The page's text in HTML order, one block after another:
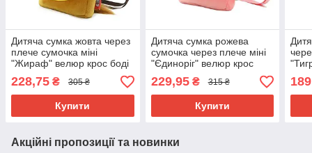
Дитяча сумка жовта через
плече сумочка міні
"Жираф" велюр крос боді
для малюків унісекс для
телефону
228,75 ₴ 305 ₴
Купити
Дитяча сумка рожева
сумочка через плече міні
"Єдиноріг" велюр крос
боді для малюків сумка
для телефону
229,95₴ 315 ₴
Купити
для
Акційні пропозиції та новинки